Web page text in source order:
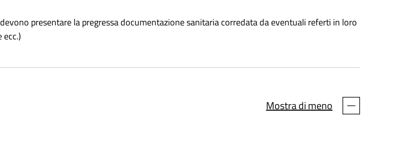
presentare la pregressa documentazione sanitaria corredata da eventuali referti in loro
Mostra di meno